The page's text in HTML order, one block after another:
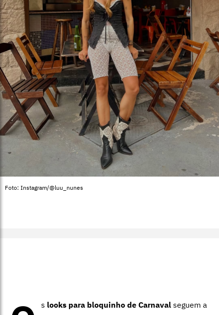
Foto: Instagram/@luu_nunes
s looks para bloquinho de Carnaval seguem a